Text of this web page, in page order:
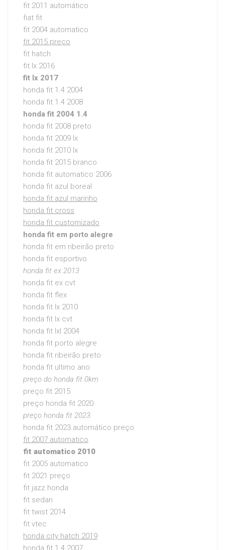
fit 2011 automático
fiat fit
fit 2004 automatico
fit 2015 preço
fit hatch
fit lx 2016
fit lx 2017
honda fit 1.4 2004
honda fit 1.4 2008
honda fit 2004 1.4
honda fit 2008 preto
honda fit 2009 lx
honda fit 2010 lx
honda fit 2015 branco
honda fit automatico 2006
honda fit azul boreal
honda fit azul marinho
honda fit cross
honda fit customizado
honda fit em porto alegre
honda fit em ribeirão preto
honda fit esportivo
honda fit ex 2013
honda fit ex cvt
honda fit flex
honda fit lx 2010
honda fit lx cvt
honda fit lxl 2004
honda fit porto alegre
honda fit ribeirão preto
honda fit ultimo ano
preço do honda fit 0km
preço fit 2015
preço honda fit 2020
preço honda fit 2023
honda fit 2023 automático preço
fit 2007 automatico
fit automatico 2010
fit 2005 automatico
fit 2021 preço
fit jazz honda
fit sedan
fit twist 2014
fit vtec
honda city hatch 2019
honda fit 1.4 2007